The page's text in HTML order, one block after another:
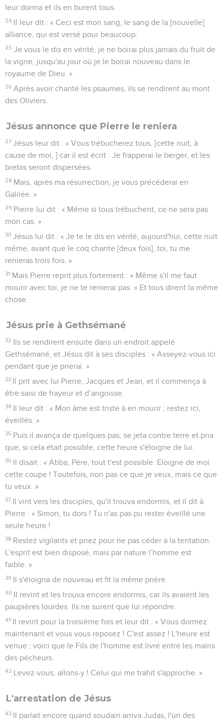
leur donna et ils en burent tous.
24 Il leur dit : « Ceci est mon sang, le sang de la [nouvelle]
alliance, qui est versé pour beaucoup.
25 Je vous le dis en vérité, je ne boirai plus jamais du fruit de
la vigne, jusqu'au jour où je le boirai nouveau dans le
royaume de Dieu. »
26 Après avoir chanté les psaumes, ils se rendirent au mont
des Oliviers.
Jésus annonce que Pierre le reniera
27 Jésus leur dit : « Vous trébucherez tous, [cette nuit, à
cause de moi, ] car il est écrit : Je frapperai le berger, et les
brebis seront dispersées.
28 Mais, après ma résurrection, je vous précéderai en
Galilée. »
29 Pierre lui dit : « Même si tous trébuchent, ce ne sera pas
mon cas. »
30 Jésus lui dit : « Je te le dis en vérité, aujourd'hui, cette nuit
même, avant que le coq chante [deux fois], toi, tu me
renieras trois fois. »
31 Mais Pierre reprit plus fortement : « Même s'il me faut
mourir avec toi, je ne te renierai pas. » Et tous dirent la même
chose.
Jésus prie à Gethsémané
32 Ils se rendirent ensuite dans un endroit appelé
Gethsémané, et Jésus dit à ses disciples : « Asseyez-vous ici
pendant que je prierai. »
33 Il prit avec lui Pierre, Jacques et Jean, et il commença à
être saisi de frayeur et d’angoisse.
34 Il leur dit : « Mon âme est triste à en mourir ; restez ici,
éveillés. »
35 Puis il avança de quelques pas, se jeta contre terre et pria
que, si cela était possible, cette heure s'éloigne de lui.
36 Il disait : « Abba, Père, tout t'est possible. Eloigne de moi
cette coupe ! Toutefois, non pas ce que je veux, mais ce que
tu veux. »
37 Il vint vers les disciples, qu'il trouva endormis, et il dit à
Pierre : « Simon, tu dors ! Tu n'as pas pu rester éveillé une
seule heure !
38 Restez vigilants et priez pour ne pas céder à la tentation.
L'esprit est bien disposé, mais par nature l’homme est
faible. »
39 Il s'éloigna de nouveau et fit la même prière.
40 Il revint et les trouva encore endormis, car ils avaient les
paupières lourdes. Ils ne surent que lui répondre.
41 Il revint pour la troisième fois et leur dit : « Vous dormez
maintenant et vous vous reposez ! C'est assez ! L'heure est
venue ; voici que le Fils de l'homme est livré entre les mains
des pécheurs.
42 Levez-vous, allons-y ! Celui qui me trahit s'approche. »
L'arrestation de Jésus
43 Il parlait encore quand soudain arriva Judas, l'un des